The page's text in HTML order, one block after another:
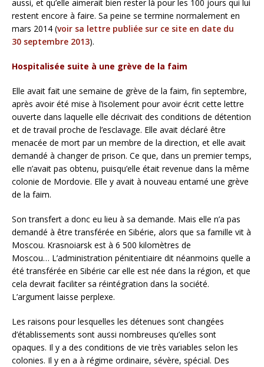
aussi, et qu’elle aimerait bien rester là pour les 100 jours qui lui
restent encore à faire. Sa peine se termine normalement en
mars 2014 (voir sa lettre publiée sur ce site en date du
30 septembre 2013).
Hospitalisée suite à une grève de la faim
Elle avait fait une semaine de grève de la faim, fin septembre,
après avoir été mise à l’isolement pour avoir écrit cette lettre
ouverte dans laquelle elle décrivait des conditions de détention
et de travail proche de l’esclavage. Elle avait déclaré être
menacée de mort par un membre de la direction, et elle avait
demandé à changer de prison. Ce que, dans un premier temps,
elle n’avait pas obtenu, puisqu’elle était revenue dans la même
colonie de Mordovie. Elle y avait à nouveau entamé une grève
de la faim.
Son transfert a donc eu lieu à sa demande. Mais elle n’a pas
demandé à être transférée en Sibérie, alors que sa famille vit à
Moscou. Krasnoiarsk est à 6 500 kilomètres de
Moscou… L’administration pénitentiaire dit néanmoins quelle a
été transférée en Sibérie car elle est née dans la région, et que
cela devrait faciliter sa réintégration dans la société.
L’argument laisse perplexe.
Les raisons pour lesquelles les détenues sont changées
d’établissements sont aussi nombreuses qu’elles sont
opaques. Il y a des conditions de vie très variables selon les
colonies. Il y en a à régime ordinaire, sévère, spécial. Des